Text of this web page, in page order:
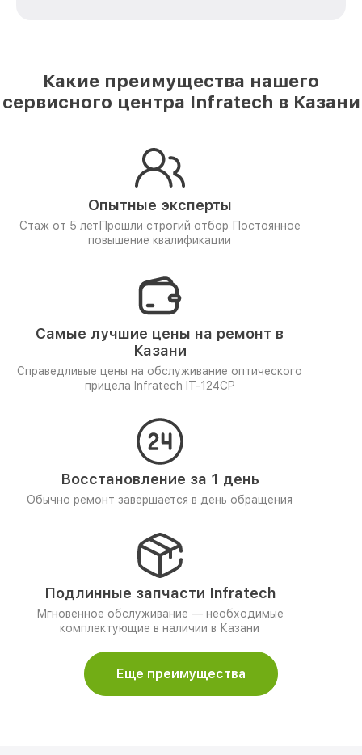
Какие преимущества нашего
сервисного центра Infratech в Казани
Опытные эксперты
Стаж от 5 лет Прошли строгий отбор Постоянное
повышение квалификации
Самые лучшие цены на ремонт в
Казани
Справедливые цены на обслуживание оптического
прицела Infratech IT-124CP
Восстановление за 1 день
Обычно ремонт завершается в день обращения
Подлинные запчасти Infratech
Мгновенное обслуживание — необходимые
комплектующие в наличии в Казани
Еще преимущества